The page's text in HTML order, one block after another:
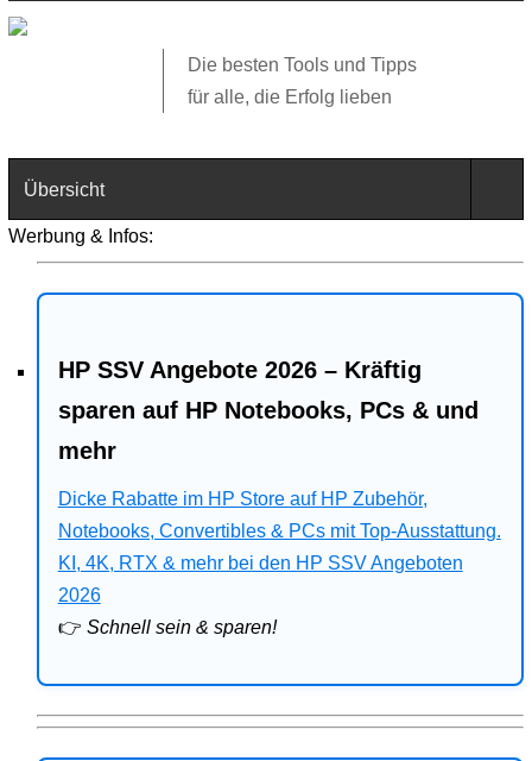
Die besten Tools und Tipps
für alle, die Erfolg lieben
Übersicht
Technik
Web
Business
Angebote
Bitdefender
Ratgeber
Werbung & Infos:
HP SSV Angebote 2026 – Kräftig
sparen auf HP Notebooks, PCs & und
mehr
Dicke Rabatte im HP Store auf HP Zubehör,
Notebooks, Convertibles & PCs mit Top-Ausstattung.
KI, 4K, RTX & mehr bei den HP SSV Angeboten
2026
👉 Schnell sein & sparen!